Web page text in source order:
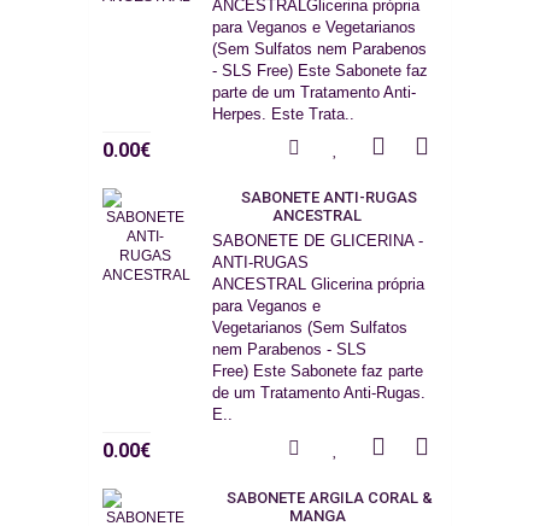
ANCESTRALGlicerina própria
para Veganos e Vegetarianos
(Sem Sulfatos nem Parabenos
- SLS Free) Este Sabonete faz
parte de um Tratamento Anti-
Herpes. Este Trata..
0.00€
SABONETE ANTI-RUGAS
ANCESTRAL
SABONETE DE GLICERINA -
ANTI-RUGAS
ANCESTRAL Glicerina própria
para Veganos e
Vegetarianos (Sem Sulfatos
nem Parabenos - SLS
Free) Este Sabonete faz parte
de um Tratamento Anti-Rugas.
E..
0.00€
SABONETE ARGILA CORAL &
MANGA